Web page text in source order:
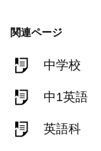
関連ページ
中学校
中1英語
英語科